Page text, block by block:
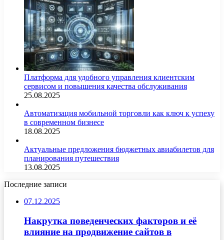
Платформа для удобного управления клиентским
сервисом и повышения качества обслуживания
25.08.2025
Автоматизация мобильной торговли как ключ к успеху
в современном бизнесе
18.08.2025
Актуальные предложения бюджетных авиабилетов для
планирования путешествия
13.08.2025
Последние записи
07.12.2025
Накрутка поведенческих факторов и её
влияние на продвижение сайтов в